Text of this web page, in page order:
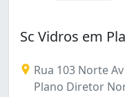
Sc Vidros em
Rua 103 Norte
Plano Diretor